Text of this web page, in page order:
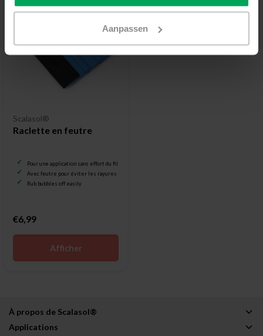
Aanpassen
Scalasol®
Raclette en feutre
Pour une application sans effort du film pour vitrage
Avec feutre pour éviter les rayures
Rub bubbles off easily
€6,99
Afficher
À propos de Scalasol®
Applications